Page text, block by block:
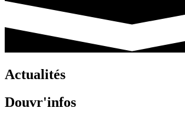
Actualités
Douvr'infos